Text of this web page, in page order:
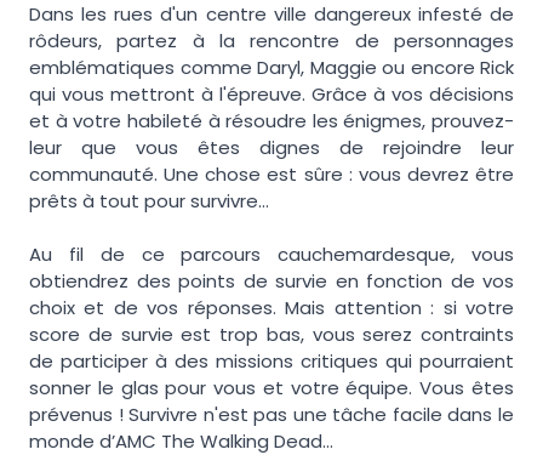
Dans les rues d'un centre ville dangereux infesté de
rôdeurs, partez à la rencontre de personnages
emblématiques comme Daryl, Maggie ou encore Rick
qui vous mettront à l'épreuve. Grâce à vos décisions
et à votre habileté à résoudre les énigmes, prouvez-
leur que vous êtes dignes de rejoindre leur
communauté. Une chose est sûre : vous devrez être
prêts à tout pour survivre...
Au fil de ce parcours cauchemardesque, vous
obtiendrez des points de survie en fonction de vos
choix et de vos réponses. Mais attention : si votre
score de survie est trop bas, vous serez contraints
de participer à des missions critiques qui pourraient
sonner le glas pour vous et votre équipe. Vous êtes
prévenus ! Survivre n'est pas une tâche facile dans le
monde d’AMC The Walking Dead...